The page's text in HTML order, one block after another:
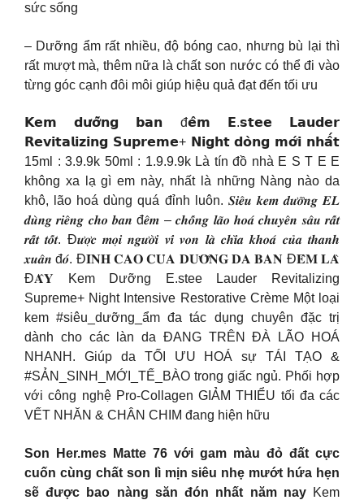
sức sống
– Dưỡng ẩm rất nhiều, độ bóng cao, nhưng bù lại thì
rất mượt mà, thêm nữa là chất son nước có thể đi vào
từng góc cạnh đôi môi giúp hiệu quả đạt đến tối ưu
𝗞𝗲𝗺 𝗱𝘂̛𝗼̛̃𝗻𝗴 𝗯𝗮𝗻 đ𝗲̂𝗺 𝗘.𝘀𝘁𝗲𝗲 𝗟𝗮𝘂𝗱𝗲𝗿
𝗥𝗲𝘃𝗶𝘁𝗮𝗹𝗶𝘇𝗶𝗻𝗴 𝗦𝘂𝗽𝗿𝗲𝗺𝗲+ 𝗡𝗶𝗴𝗵𝘁 𝗱𝗼̀𝗻𝗴 𝗺𝗼̛́𝗶 𝗻𝗵𝗮̂́𝘁
15ml : 3.9.9k 50ml : 1.9.9.9k Là tín đồ nhà E S T E E
không xa lạ gì em này, nhất là những Nàng nào da
khô, lão hoá dùng quá đỉnh luôn. 𝑺𝒊𝒆̂𝒖 𝒌𝒆𝒎 𝒅𝒖̛𝒐̛̃𝒏𝒈 𝑬𝑳
𝒅𝒖̀𝒏𝒈 𝒓𝒊𝒆̂𝒏𝒈 𝒄𝒉𝒐 𝒃𝒂𝒏 đ𝒆̂𝒎 – 𝒄𝒉𝒐̂́𝒏𝒈 𝒍𝒂̃𝒐 𝒉𝒐𝒂́ 𝒄𝒉𝒖𝒚𝒆̂𝒏 𝒔𝒂̂𝒖 𝒓𝒂̂́𝒕
𝒓𝒂̂́𝒕 𝒕𝒐̂́𝒕. Đ𝒖̛𝒐̛̣𝒄 𝒎𝒐̣𝒊 𝒏𝒈𝒖̛𝒐̛̀𝒊 𝒗𝒊́ 𝒗𝒐𝒏 𝒍𝒂̀ 𝒄𝒉𝒊̀𝒂 𝒌𝒉𝒐𝒂́ 𝒄𝒖̉𝒂 𝒕𝒉𝒂𝒏𝒉
𝒙𝒖𝒂̂𝒏 đ𝒐́. Đ𝐈̉𝐍𝐇 𝐂𝐀𝐎 𝐂𝐔̉𝐀 𝐃𝐔̛𝐎̛̃𝐍𝐆 𝐃𝐀 𝐁𝐀𝐍 Đ𝐄̂𝐌 𝐋𝐀̀
Đ𝐀̂𝐘 Kem Dưỡng E.stee Lauder Revitalizing
Supreme+ Night Intensive Restorative Crème Một loại
kem #siêu_dưỡng_ẩm đa tác dụng chuyên đặc trị
dành cho các làn da ĐANG TRÊN ĐÀ LÃO HOÁ
NHANH. Giúp da TỐI ƯU HOÁ sự TÁI TẠO &
#SẢN_SINH_MỚI_TẾ_BÀO trong giấc ngủ. Phối hợp
với công nghệ Pro-Collagen GIẢM THIỂU tối đa các
VẾT NHĂN & CHÂN CHIM đang hiện hữu
Son Her.mes Matte 76 với gam màu đỏ đất cực
cuốn cùng chất son lì mịn siêu nhẹ mướt hứa hẹn
sẽ được bao nàng săn đón nhất năm nayKem